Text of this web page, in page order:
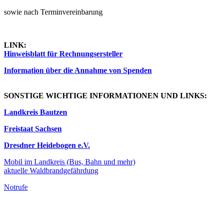
sowie nach Terminvereinbarung
LINK:
Hinweisblatt für Rechnungsersteller
Information über die Annahme von Spenden
SONSTIGE WICHTIGE INFORMATIONEN UND LINKS:
Landkreis Bautzen
Freistaat Sachsen
Dresdner Heidebogen e.V.
Mobil im Landkreis (Bus, Bahn und mehr)
aktuelle Waldbrandgefährdung
Notrufe